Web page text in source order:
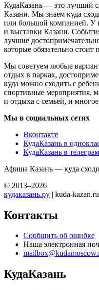
КудаКазань — это лучший
Казани. Мы знаем куда
или большой компанией. У
и выставки Казани.
лучшие
которые обязательно стоит
Мы советуем любые
отдых в парках,
куда можно сходить с
спортивные мероприятия,
и отдыха с семьей, и
Мы в социальных сетях
Вконтакте
КудаКазань в
КудаКазань в
Афиша Казань — куда
© 2013–2026
кудаказань.ру | kuda-kazan.ru
Контакты
Сообщить об ошибке
Наша электронная
КудаКазань